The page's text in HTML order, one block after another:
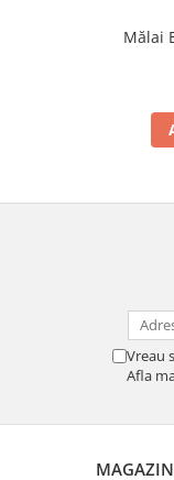
Mălai
Vreau
Afla